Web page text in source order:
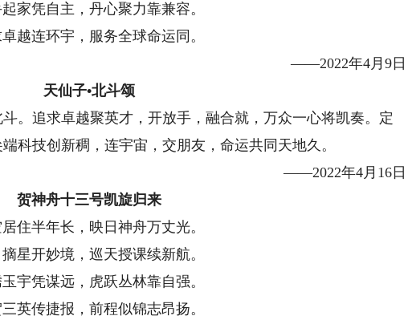
家凭自主，丹心聚力靠兼容。
越连环宇，服务全球命运同。
——2022年4月9日
天仙子•北斗颂
追求卓越聚英才，开放手，融合就，万众一心将凯奏。定
科技创新稠，连宇宙，交朋友，命运共同天地久。
——2022年4月16日
贺神舟十三号凯旋归来
住半年长，映日神舟万丈光。
星开妙境，巡天授课续新航。
宇凭谋远，虎跃丛林靠自强。
英传捷报，前程似锦志昂扬。